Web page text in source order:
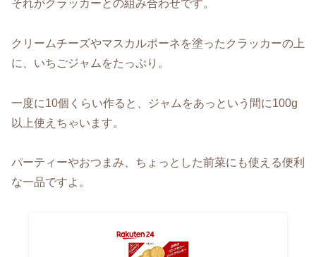
それがクラッカーとの組み合わせです。
クリームチーズやマスカルポーネを塗ったクラッカーの上
に、いちごジャムをたっぷり。
一度に10個くらい作ると、ジャムをあっという間に100g
以上使えちゃいます。
パーティーやおつまみ、ちょっとした前菜にも使える便利
な一品ですよ。